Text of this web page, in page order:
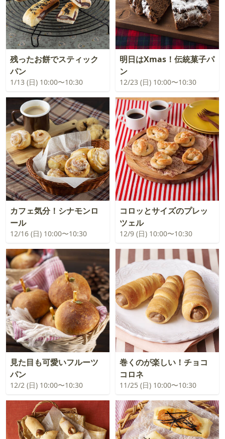
残ったお餅でスティック
パン
1/13 (日) 10:00〜10:30
明日はXmas！伝統菓子パ
ン
12/23 (日) 10:00〜10:30
カフェ気分！シナモンロ
ール
12/16 (日) 10:00〜10:30
コロッとサイズのプレッ
ツェル
12/9 (日) 10:00〜10:30
見た目も可愛いフルーツ
パン
12/2 (日) 10:00〜10:30
巻くのが楽しい！チョコ
コロネ
11/25 (日) 10:00〜10:30